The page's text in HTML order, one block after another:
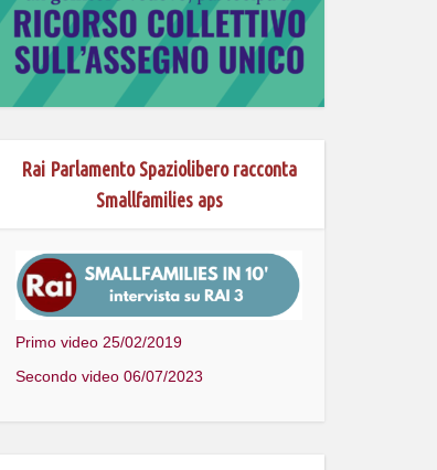
Rai Parlamento Spaziolibero racconta
Smallfamilies aps
Primo video 25/02/2019
Secondo video 06/07/2023